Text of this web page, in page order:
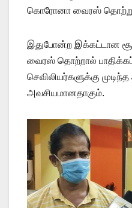
கொரோனா வைரஸ் தொற்று
இதுபோன்ற இக்கட்டான
வைரஸ் தொற்றால்
செவிலியர்களுக்கு
அவசியமானதாகும்.